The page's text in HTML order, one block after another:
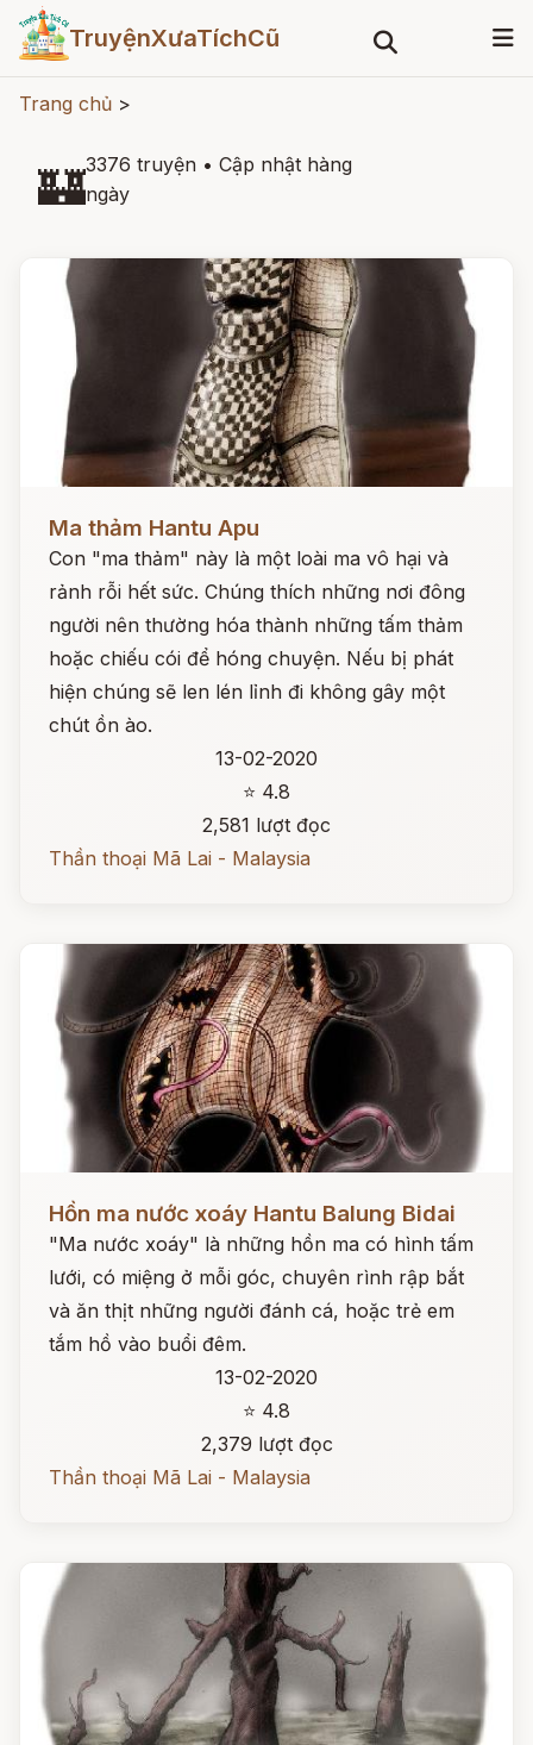
TruyệnXưaTíchCũ
Trang chủ >
🏰3376 truyện • Cập nhật hàng
ngày
Ma thảm Hantu Apu
Con "ma thảm" này là một loài ma vô hại và
rảnh rỗi hết sức. Chúng thích những nơi đông
người nên thường hóa thành những tấm thảm
hoặc chiếu cói để hóng chuyện. Nếu bị phát
hiện chúng sẽ len lén lỉnh đi không gây một
chút ồn ào.
13-02-2020
⭐ 4.8
2,581 lượt đọc
Thần thoại Mã Lai - Malaysia
Đọc ngay
Hồn ma nước xoáy Hantu Balung Bidai
"Ma nước xoáy" là những hồn ma có hình tấm
lưới, có miệng ở mỗi góc, chuyên rình rập bắt
và ăn thịt những người đánh cá, hoặc trẻ em
tắm hồ vào buổi đêm.
13-02-2020
⭐ 4.8
2,379 lượt đọc
Thần thoại Mã Lai - Malaysia